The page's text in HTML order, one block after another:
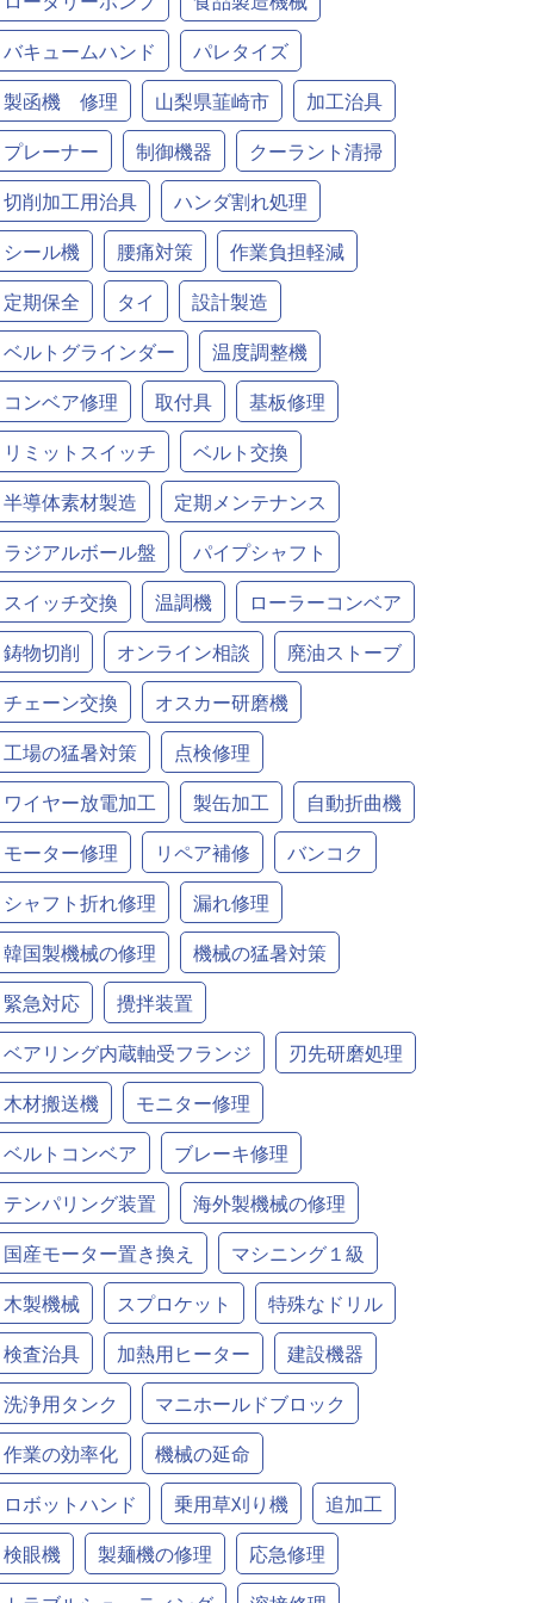
バキュームハンド
パレタイズ
製函機 修理
山梨県韮崎市
加工治具
プレーナー
制御機器
クーラント清掃
切削加工用治具
ハンダ割れ処理
シール機
腰痛対策
作業負担軽減
定期保全
タイ
設計製造
ベルトグラインダー
温度調整機
コンベア修理
取付具
基板修理
リミットスイッチ
ベルト交換
半導体素材製造
定期メンテナンス
ラジアルボール盤
パイプシャフト
スイッチ交換
温調機
ローラーコンベア
鋳物切削
オンライン相談
廃油ストーブ
チェーン交換
オスカー研磨機
工場の猛暑対策
点検修理
ワイヤー放電加工
製缶加工
自動折曲機
モーター修理
リペア補修
バンコク
シャフト折れ修理
漏れ修理
韓国製機械の修理
機械の猛暑対策
緊急対応
攪拌装置
ベアリング内蔵軸受フランジ
刃先研磨処理
木材搬送機
モニター修理
ベルトコンベア
ブレーキ修理
テンパリング装置
海外製機械の修理
国産モーター置き換え
マシニング１級
木製機械
スプロケット
特殊なドリル
検査治具
加熱用ヒーター
建設機器
洗浄用タンク
マニホールドブロック
作業の効率化
機械の延命
ロボットハンド
乗用草刈り機
追加工
検眼機
製麺機の修理
応急修理